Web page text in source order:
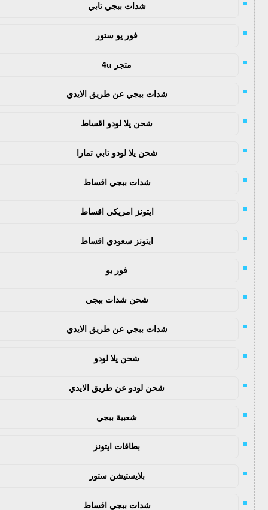
شدات ببجي تابي
فور يو ستور
متجر 4u
شدات ببجي عن طريق الايدي
شحن يلا لودو اقساط
شحن يلا لودو تابي تمارا
شدات ببجي اقساط
ايتونز امريكي اقساط
ايتونز سعودي اقساط
فور يو
شحن شدات ببجي
شدات ببجي عن طريق الايدي
شحن يلا لودو
شحن لودو عن طريق الايدي
شعبية ببجي
بطاقات ايتونز
بلايستيشن ستور
شدات ببجي اقساط